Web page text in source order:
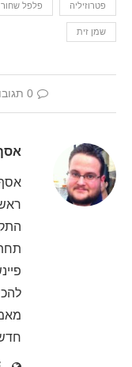
פטרוזיליה פלפל שחור
שמן זית
0 תגובות